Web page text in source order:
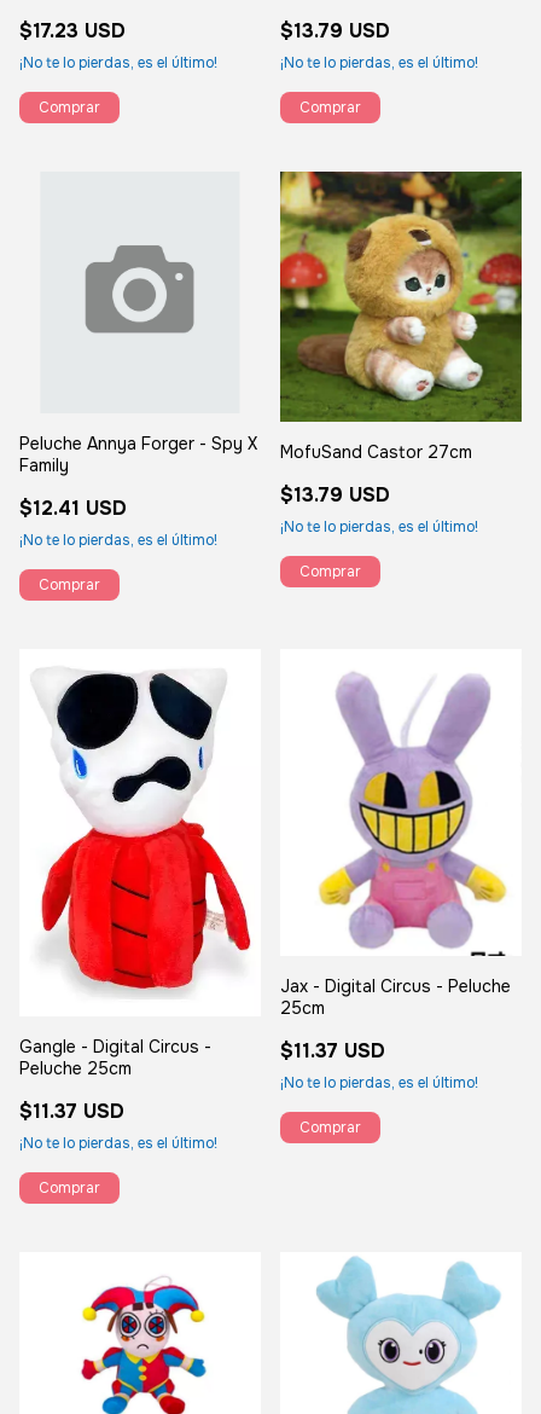
$17.23 USD
¡No te lo pierdas, es el último!
$13.79 USD
¡No te lo pierdas, es el último!
Peluche Annya Forger - Spy X
Family
$12.41 USD
¡No te lo pierdas, es el último!
MofuSand Castor 27cm
$13.79 USD
¡No te lo pierdas, es el último!
Gangle - Digital Circus -
Peluche 25cm
$11.37 USD
¡No te lo pierdas, es el último!
Jax - Digital Circus - Peluche
25cm
$11.37 USD
¡No te lo pierdas, es el último!